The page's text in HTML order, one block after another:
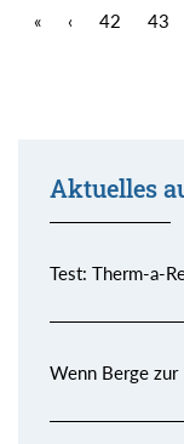
« ‹ 42 43
Aktuelles
Test: Therm-a-
Wenn Berge